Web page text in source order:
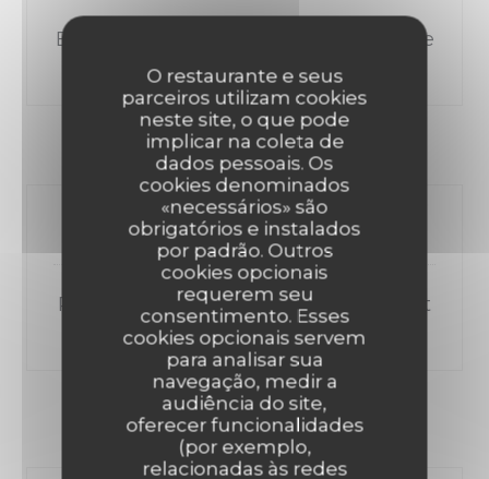
O restaurante e seus
parceiros utilizam cookies
neste site, o que pode
implicar na coleta de
dados pessoais. Os
cookies denominados
«necessários» são
obrigatórios e instalados
por padrão. Outros
cookies opcionais
requerem seu
consentimento. Esses
cookies opcionais servem
para analisar sua
navegação, medir a
audiência do site,
oferecer funcionalidades
(por exemplo,
relacionadas às redes
Brie de Meaux affiné par la fromagerie
Ganot
Dessert au choix
Tiramisu Nutella
Pêche rôtie au miel et lavande, sorbet
pêche
NOTRE SÉLECTION D'ENTRÉES